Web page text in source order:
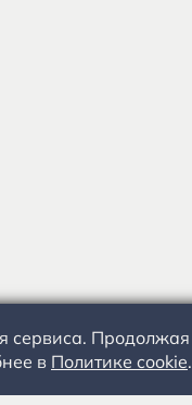
сервиса. Продолжая
в Политике cookie.